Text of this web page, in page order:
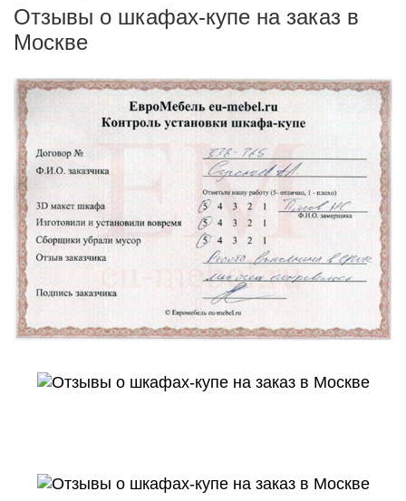
Отзывы о шкафах-купе на заказ в
Москве